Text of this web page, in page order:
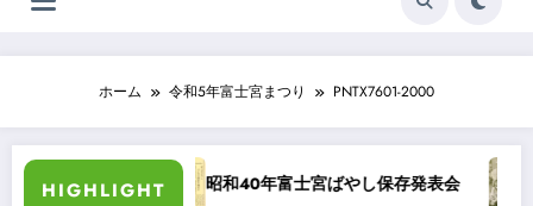
ホーム 令和5年富士宮まつり PNTX7601-2000
HIGHLIGHT
カラー化 昭和40年富士宮ばやし保存発表会